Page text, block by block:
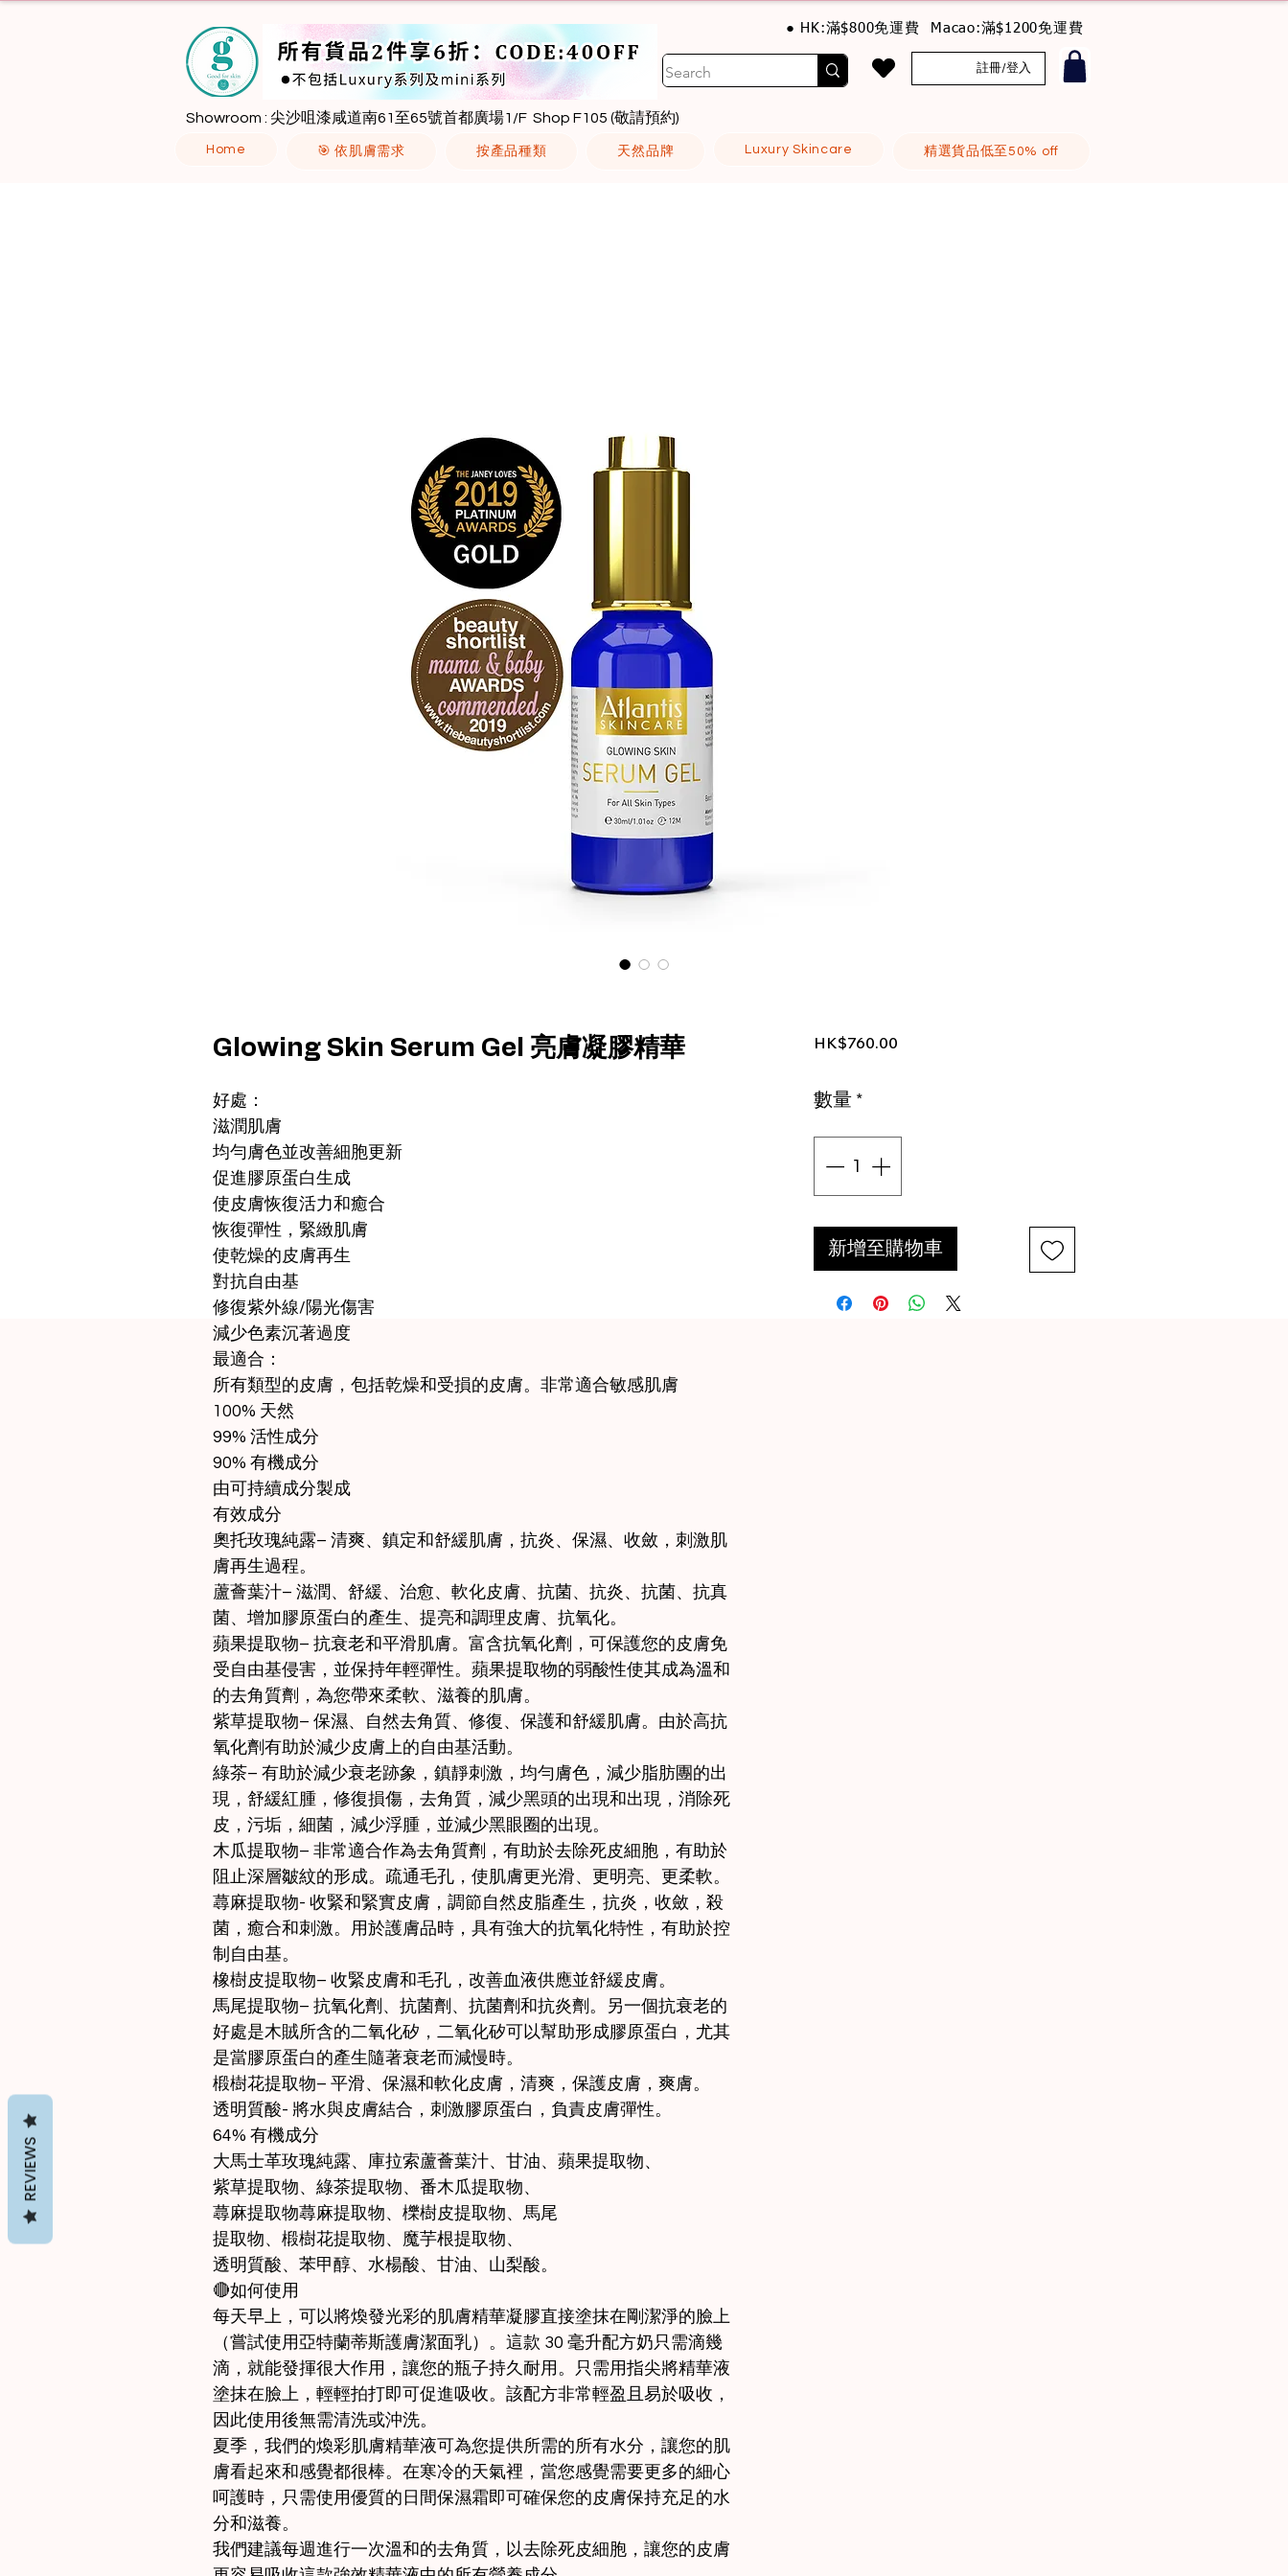
● HK:滿$800免運費 Macao:滿$1200免運費
註冊/登入
Showroom : 尖沙咀漆咸道南61至65號首都廣場1/F Shop F105 (敬請預約)
Home 🎯 依肌膚需求 按產品種類 天然品牌 Luxury Skincare 精選貨品低至50% off
Glowing Skin Serum Gel 亮膚凝膠精華
好處：
滋潤肌膚
均勻膚色並改善細胞更新
促進膠原蛋白生成
使皮膚恢復活力和癒合
恢復彈性，緊緻肌膚
使乾燥的皮膚再生
對抗自由基
修復紫外線/陽光傷害
減少色素沉著過度
最適合：
所有類型的皮膚，包括乾燥和受損的皮膚。非常適合敏感肌膚
100% 天然
99% 活性成分
90% 有機成分
由可持續成分製成
有效成分
奧托玫瑰純露– 清爽、鎮定和舒緩肌膚，抗炎、保濕、收斂，刺激肌
膚再生過程。
蘆薈葉汁– 滋潤、舒緩、治愈、軟化皮膚、抗菌、抗炎、抗菌、抗真
菌、增加膠原蛋白的產生、提亮和調理皮膚、抗氧化。
蘋果提取物– 抗衰老和平滑肌膚。富含抗氧化劑，可保護您的皮膚免
受自由基侵害，並保持年輕彈性。蘋果提取物的弱酸性使其成為溫和
的去角質劑，為您帶來柔軟、滋養的肌膚。
紫草提取物– 保濕、自然去角質、修復、保護和舒緩肌膚。由於高抗
氧化劑有助於減少皮膚上的自由基活動。
綠茶– 有助於減少衰老跡象，鎮靜刺激，均勻膚色，減少脂肪團的出
現，舒​​緩紅腫，修復損傷，去角質，減少黑頭的出現和出現，消除死
皮，污垢，細菌，減少浮腫，並減少黑眼圈的出現。
木瓜提取物– 非常適合作為去角質劑，有助於去除死皮細胞，有助於
阻止深層皺紋的形成。疏通毛孔，使肌膚更光滑、更明亮、更柔軟。
蕁麻提取物- 收緊和緊實皮膚，調節自然皮脂產生，抗炎，收斂，殺
菌，癒合和刺激。用於護膚品時，具有強大的抗氧化特性，有助於控
制自由基。
橡樹皮提取物– 收緊皮膚和毛孔，改善血液供應並舒緩皮膚。
馬尾提取物– 抗氧化劑、抗菌劑、抗菌劑和抗炎劑。另一個抗衰老的
好處是木賊所含的二氧化矽，二氧化矽可以幫助形成膠原蛋白，尤其
是當膠原蛋白的產生隨著衰老而減慢時。
椴樹花提取物– 平滑、保濕和軟化皮膚，清爽，保護皮膚，爽膚。
透明質酸- 將水與皮膚結合，刺激膠原蛋白，負責皮膚彈性。
64% 有機成分
大馬士革玫瑰純露、庫拉索蘆薈葉汁、甘油、蘋果提取物、
紫草提取物、綠茶提取物、番木瓜提取物、
蕁麻提取物蕁麻提取物、櫟樹皮提取物、馬尾
提取物、椴樹花提取物、魔芋根提取物、
透明質酸、苯甲醇、水楊酸、甘油、山梨酸。
🔴如何使用
每天早上，可以將煥發光彩的肌膚精華凝膠直接塗抹在剛潔淨的臉上
（嘗試使用亞特蘭蒂斯護膚潔面乳）。這款 30 毫升配方奶只需滴幾
滴，就能發揮很大作用，讓您的瓶子持久耐用。只需用指尖將精華液
塗抹在臉上，輕輕拍打即可促進吸收。該配方非常輕盈且易於吸收，
因此使用後無需清洗或沖洗。
夏季，我們的煥彩肌膚精華液可為您提供所需的所有水分，讓您的肌
膚看起來和感覺都很棒。在寒冷的天氣裡，當您感覺需要更多的細心
呵護時，只需使用優質的日間保濕霜即可確保您的皮膚保持充足的水
分和滋養。
我們建議每週進行一次溫和的去角質，以去除死皮細胞，讓您的皮膚
HK$760.00價
數量 *
新增至購物車
REVIEWS